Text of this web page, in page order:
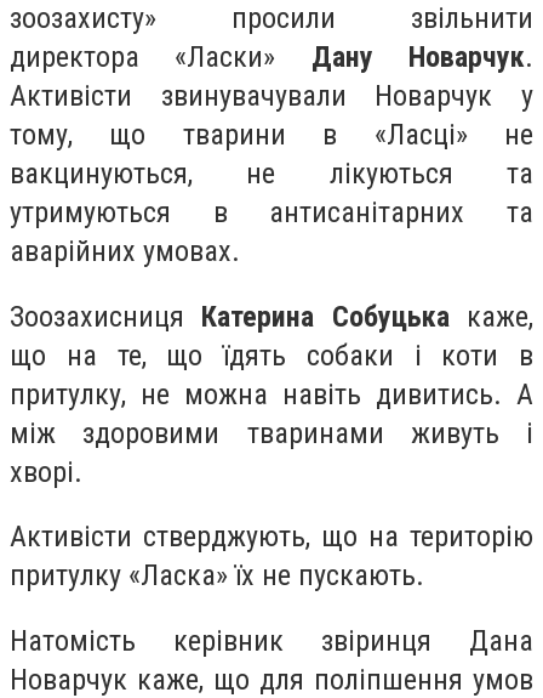
зоозахисту» просили звільнити
директора «Ласки» Дану Новарчук.
Активісти звинувачували Новарчук у
тому, що тварини в «Ласці» не
вакцинуються, не лікуються та
утримуються в антисанітарних та
аварійних умовах.
Зоозахисниця Катерина Собуцькакаже,
що на те, що їдять собаки і коти в
притулку, не можна навіть дивитись. А
між здоровими тваринами живуть і
хворі.
Активісти стверджують, що на територію
притулку «Ласка» їх не пускають.
Натомість керівник звіринця Дана
Новарчук каже, що для поліпшення умов